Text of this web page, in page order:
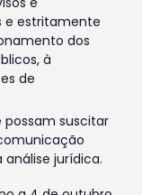
e estritamente
dos
à
de
possam suscitar
jurídica.